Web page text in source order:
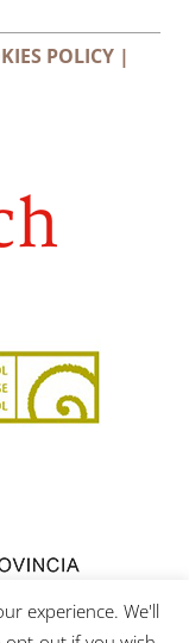
POLICY |
experience. We'll